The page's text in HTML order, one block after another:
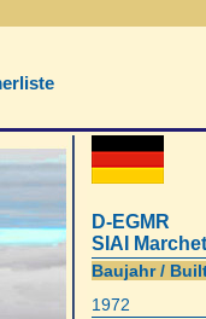
D-EGMR
SIAI
Baujahr /
1972